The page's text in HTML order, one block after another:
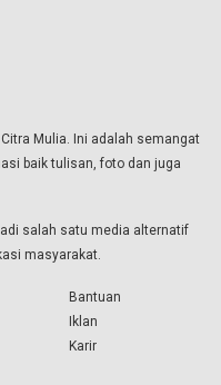
Mulia. Ini adalah semangat
baik tulisan, foto dan juga
salah satu media alternatif
masyarakat.
Bantuan
Iklan
Karir